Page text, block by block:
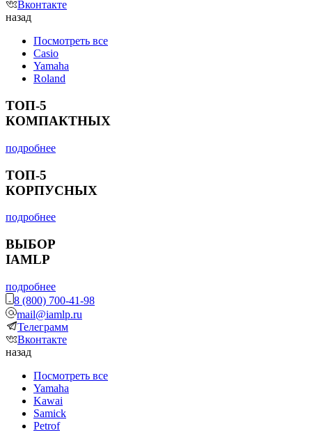
Вконтакте
назад
Посмотреть все
Casio
Yamaha
Roland
ТОП-5
КОМПАКТНЫХ
подробнее
ТОП-5
КОРПУСНЫХ
подробнее
ВЫБОР
IAMLP
подробнее
8 (800) 700-41-98
mail@iamlp.ru
Телеграмм
Вконтакте
назад
Посмотреть все
Yamaha
Kawai
Samick
Petrof